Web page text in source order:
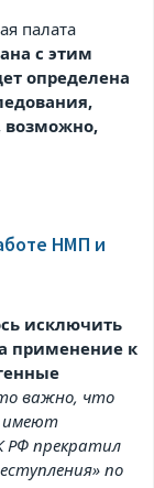
палата
с этим
определена
возможно,
НМП и
исключить
применение к
важно, что
имеют
РФ прекратил
по